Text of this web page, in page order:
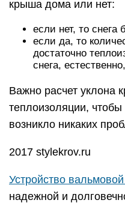
крыша дома или нет:
если нет, то снега
если да, то
достаточно
снега,
Важно расчет уклона
теплоизоляции,
возникло никаких
2017 stylekrov.ru
Устройство
надежной и